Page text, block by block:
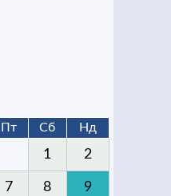
Пт Сб Нд
1 2
7 8 9